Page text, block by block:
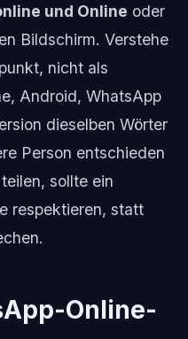
und Online oder
Bildschirm. Verstehe
nicht als
Android, WhatsApp
dieselben Wörter
Person entschieden
sollte ein
respektieren, statt
Online-